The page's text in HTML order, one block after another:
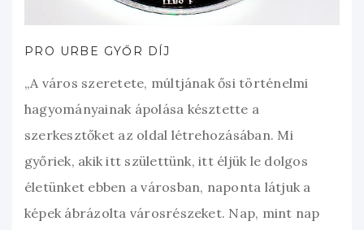
PRO URBE GYŐR DÍJ
„A város szeretete, múltjának ősi történelmi
hagyományainak ápolása késztette a
szerkesztőket az oldal létrehozásában. Mi
győriek, akik itt születtünk, itt éljük le dolgos
életünket ebben a városban, naponta látjuk a
képek ábrázolta városrészeket. Nap, mint nap